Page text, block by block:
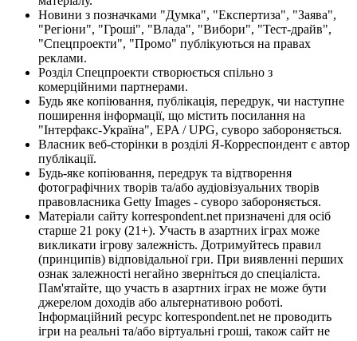
Новини з позначками "Думка", "Експертиза", "Заява",
"Регіони", "Гроші", "Влада", "Вибори", "Тест-драйв",
"Спецпроекти", "Промо" публікуються на правах
реклами.
Розділ Спецпроекти створюється спільно з
комерційними партнерами.
Будь яке копіювання, публікація, передрук, чи наступне
поширення інформації, що містить посилання на
"Інтерфакс-Україна", EPA / UPG, суворо забороняється.
Власник веб-сторінки в розділі Я-Корреспондент є автор
публікації.
Будь-яке копіювання, передрук та відтворення
фотографічних творів та/або аудіовізуальних творів
правовласника Getty Images - суворо забороняється.
Матеріали сайту korrespondent.net призначені для осіб
старше 21 року (21+). Участь в азартних іграх може
викликати ігрову залежність. Дотримуйтесь правил
(принципів) відповідальної гри. При виявленні перших
ознак залежності негайно зверніться до спеціаліста.
Пам'ятайте, що участь в азартних іграх не може бути
джерелом доходів або альтернативою роботі.
Інформаційний ресурс korrespondent.net не проводить
ігри на реальні та/або віртуальні гроші, також сайт не